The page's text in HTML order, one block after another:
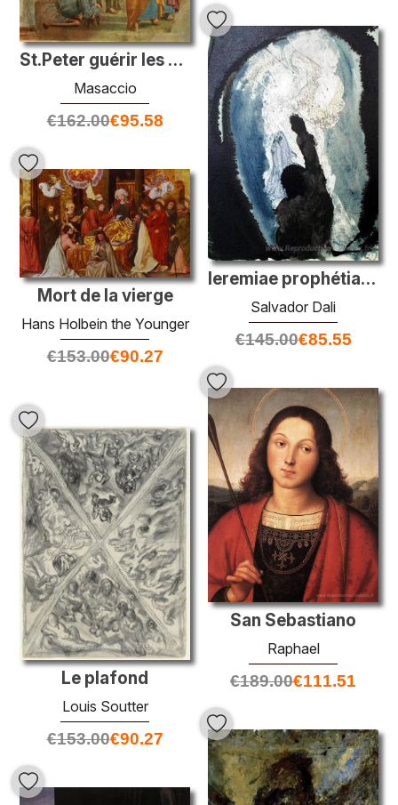
St.Peter guérir les malades de son ombre
Masaccio
€162.00€95.58
Ieremiae prophétia contra Regem ioachin (2 rois 24:12)
Salvador Dali
€145.00€85.55
Mort de la vierge
Hans Holbein the Younger
€153.00€90.27
San Sebastiano
Raphael
€189.00€111.51
Le plafond
Louis Soutter
€153.00€90.27